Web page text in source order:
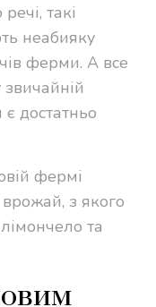
такі
неабияку
ферми. А все
достатньо
фермі
з якого
та